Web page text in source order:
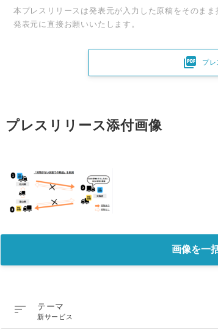
本プレスリリースは発表元が入力した原稿をそのま
発表元に直接お願いいたします。
 プ
プレスリリース添付画像
画像を一
 テーマ
新サービス